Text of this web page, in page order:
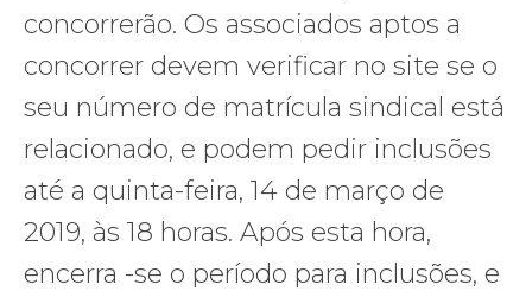
concorrerão. Os associados aptos a
concorrer devem verificar no site se o
seu número de matrícula sindical está
relacionado, e podem pedir inclusões
até a quinta-feira, 14 de março de
2019, às 18 horas. Após esta hora,
encerra -se o período para inclusões, e